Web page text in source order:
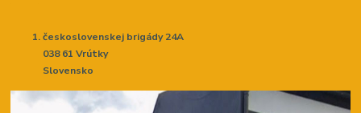
československej brigády 24A
038 61 Vrútky
Slovensko